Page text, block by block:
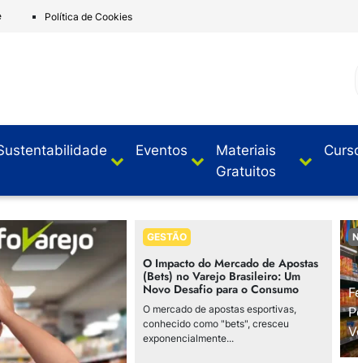
Política de Cookies
Eventos
Materiais
Gratuitos
GESTÃO
O Impacto do Mercado de Apostas
(Bets) no Varejo Brasileiro: Um
Novo Desafio para o Consumo
O mercado de apostas esportivas,
conhecido como "bets", cresceu
exponencialmente...